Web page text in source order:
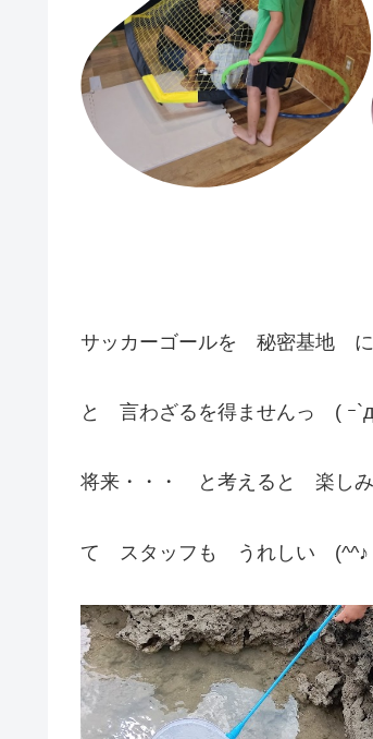
サッカーゴールを 秘密基地
と 言わざるを得ませんっ ( ｰ
将来・・・ と考えると 楽
て スタッフも うれしい